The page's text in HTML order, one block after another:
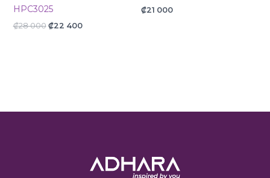
HPC3025
₡28 000 ₡22 400
₡21 000